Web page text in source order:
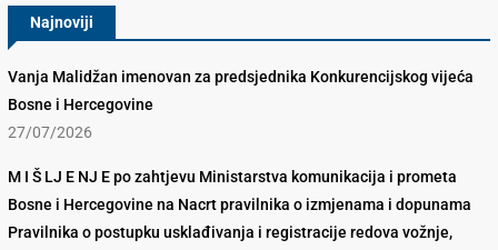
Najnoviji
Vanja Malidžan imenovan za predsjednika Konkurencijskog vijeća
Bosne i Hercegovine
27/07/2026
M I Š LJ E NJ E po zahtjevu Ministarstva komunikacija i prometa
Bosne i Hercegovine na Nacrt pravilnika o izmjenama i dopunama
Pravilnika o postupku usklađivanja i registracije redova vožnje,